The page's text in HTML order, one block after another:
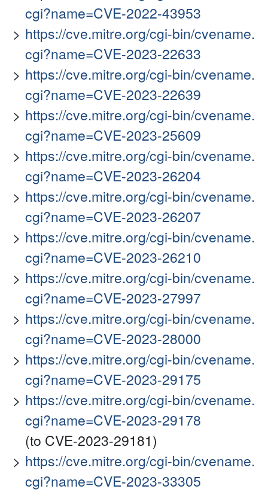
cgi?name=CVE-2022-43953
https://cve.mitre.org/cgi-bin/cvename.
cgi?name=CVE-2023-22633
https://cve.mitre.org/cgi-bin/cvename.
cgi?name=CVE-2023-22639
https://cve.mitre.org/cgi-bin/cvename.
cgi?name=CVE-2023-25609
https://cve.mitre.org/cgi-bin/cvename.
cgi?name=CVE-2023-26204
https://cve.mitre.org/cgi-bin/cvename.
cgi?name=CVE-2023-26207
https://cve.mitre.org/cgi-bin/cvename.
cgi?name=CVE-2023-26210
https://cve.mitre.org/cgi-bin/cvename.
cgi?name=CVE-2023-27997
https://cve.mitre.org/cgi-bin/cvename.
cgi?name=CVE-2023-28000
https://cve.mitre.org/cgi-bin/cvename.
cgi?name=CVE-2023-29175
https://cve.mitre.org/cgi-bin/cvename.
cgi?name=CVE-2023-29178
(to CVE-2023-29181)
https://cve.mitre.org/cgi-bin/cvename.
cgi?name=CVE-2023-33305